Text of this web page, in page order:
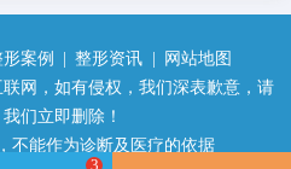
案例 | 整形资讯 | 网站地图
网，如有侵权，我们深表歉意，请
们立即删除！
不能作为诊断及医疗的依据
3